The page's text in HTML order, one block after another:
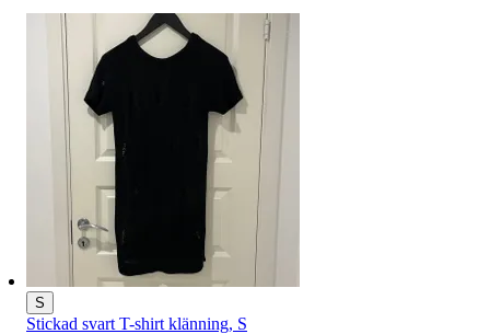
S
Stickad svart T-shirt klänning, S